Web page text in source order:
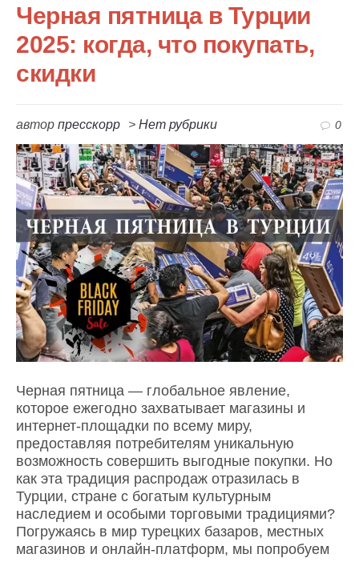
Черная пятница в Турции
2025: когда, что покупать,
скидки
автор пресскорр > Нет рубрики 0
Черная пятница — глобальное явление,
которое ежегодно захватывает магазины и
интернет-площадки по всему миру,
предоставляя потребителям уникальную
возможность совершить выгодные покупки. Но
как эта традиция распродаж отразилась в
Турции, стране с богатым культурным
наследием и особыми торговыми традициями?
Погружаясь в мир турецких базаров, местных
магазинов и онлайн-платформ, мы попробуем